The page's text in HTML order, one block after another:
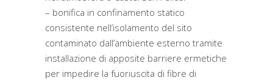
– bonifica in confinamento statico
consistente nell’isolamento del sito
contaminato dall’ambiente esterno tramite
installazione di apposite barriere ermetiche
per impedire la fuoriuscita di fibre di